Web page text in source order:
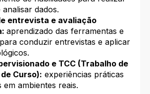
analisar dados.
entrevista e avaliação
aprendizado das ferramentas e
conduzir entrevistas e aplicar
e TCC (Trabalho de
Curso): experiências práticas
em ambientes reais.